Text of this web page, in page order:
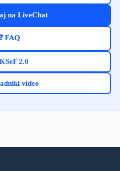
na LiveChat
FAQ
2.0
video